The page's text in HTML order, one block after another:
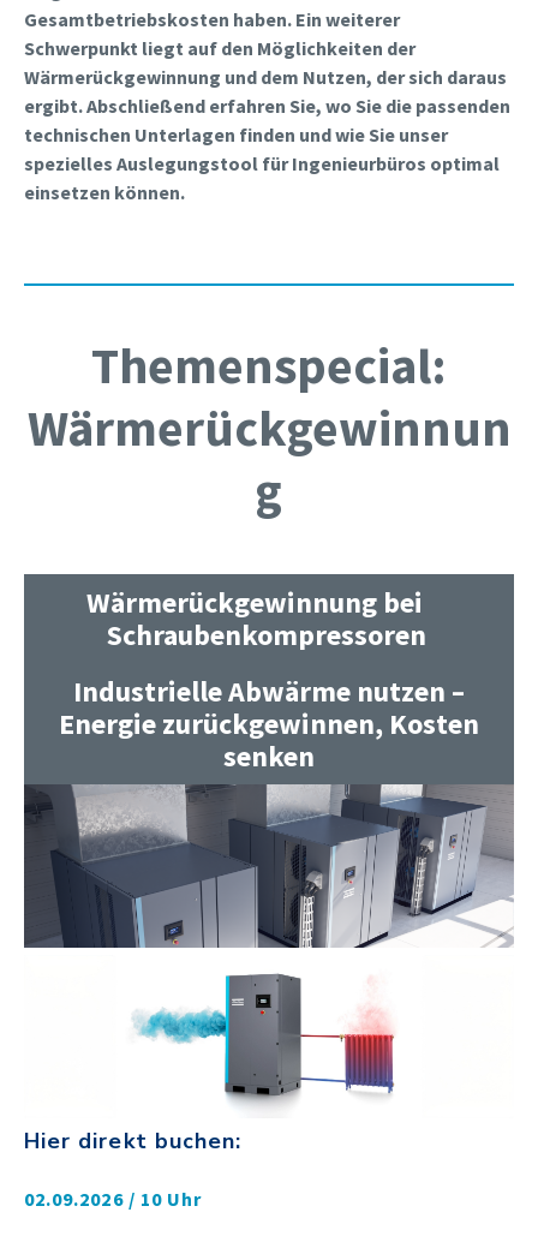
Gesamtbetriebskosten haben. Ein weiterer
Schwerpunkt liegt auf den Möglichkeiten der
Wärmerückgewinnung und dem Nutzen, der sich daraus
ergibt. Abschließend erfahren Sie, wo Sie die passenden
technischen Unterlagen finden und wie Sie unser
spezielles Auslegungstool für Ingenieurbüros optimal
einsetzen können.
Themenspecial:
Wärmerückgewinnun
g
Wärmerückgewinnung bei
Schraubenkompressoren
Industrielle Abwärme nutzen –
Energie zurückgewinnen, Kosten
senken
Hier direkt buchen:
02.09.2026 / 10 Uhr